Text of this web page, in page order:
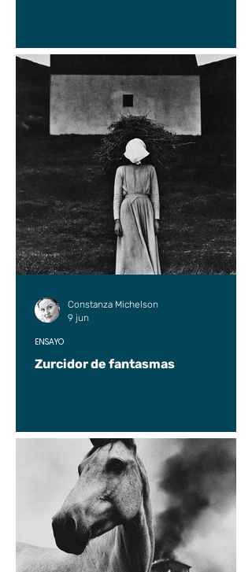
Zurcidor de fantasmas
ENSAYO
Constanza Michelson
9 jun